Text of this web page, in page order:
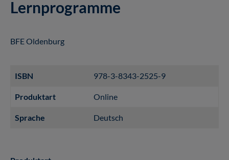
Lernprogramme
BFE Oldenburg
ISBN 978-3-8343-2525-9
Produktart Online
Sprache Deutsch